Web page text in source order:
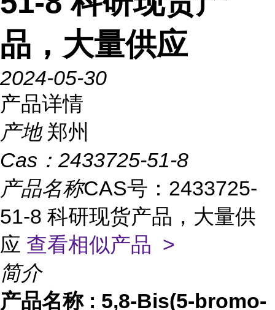
品，大量供应
2024-05-30
产品详情
产地 郑州
Cas： 2433725-51-8
产品名称CAS号：2433725-
51-8 科研现货产品，大量供
应 查看相似产品 >
简介
产品名称 : 5,8-Bis(5-bromo-